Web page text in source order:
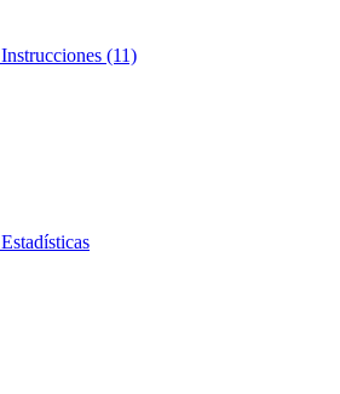
Instrucciones (11)
Estadísticas